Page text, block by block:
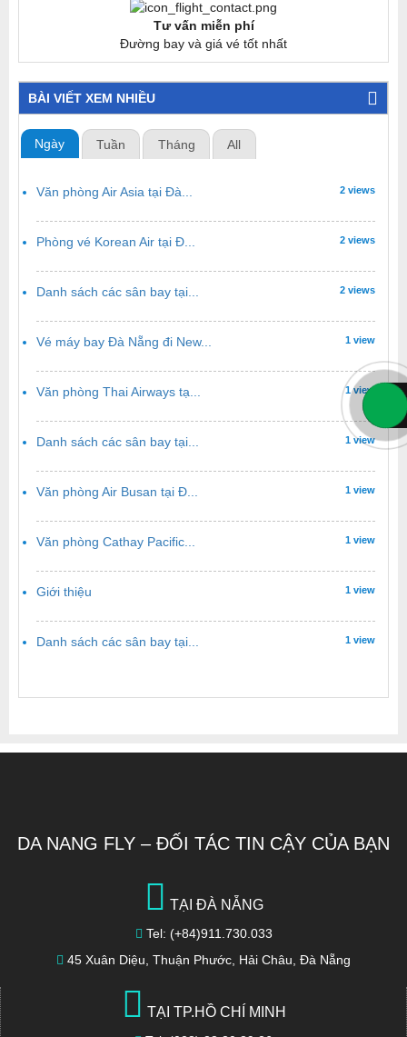
Tư vấn miễn phí
Đường bay và giá vé tốt nhất
BÀI VIẾT XEM NHIỀU
Ngày Tuần Tháng All
Văn phòng Air Asia tại Đà... 2 views
Phòng vé Korean Air tại Đ... 2 views
Danh sách các sân bay tại... 2 views
Vé máy bay Đà Nẵng đi New... 1 view
Văn phòng Thai Airways tạ... 1 view
Danh sách các sân bay tại... 1 view
Văn phòng Air Busan tại Đ... 1 view
Văn phòng Cathay Pacific... 1 view
Giới thiệu 1 view
Danh sách các sân bay tại... 1 view
DA NANG FLY – ĐỐI TÁC TIN CẬY CỦA BẠN
TẠI ĐÀ NẴNG
Tel: (+84)911.730.033
45 Xuân Diệu, Thuận Phước, Hải Châu, Đà Nẵng
TẠI TP.HỒ CHÍ MINH